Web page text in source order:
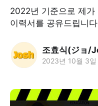
2022년 기준으로 제가
이력서를 공유드립니
조효식(ジョ/
2023년 10월 3일